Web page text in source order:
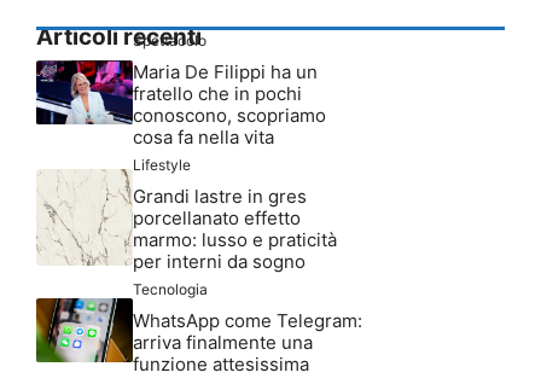
Articoli recenti
Spettacolo
Maria De Filippi ha un
fratello che in pochi
conoscono, scopriamo
cosa fa nella vita
Lifestyle
Grandi lastre in gres
porcellanato effetto
marmo: lusso e praticità
per interni da sogno
Tecnologia
WhatsApp come Telegram:
arriva finalmente una
funzione attesissima